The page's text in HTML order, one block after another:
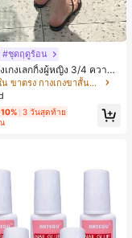
#ชุดฤดูร้อน
เกงเลกกิ้งผู้หญิง 3/4 ความย
ข้ารูป แต่งลูกไม้แบบปะติด
รับวันหยุดฤดูร้อน
ใน ขาตรง กางเกงขาสั้นผู้หญิง
3 วันสุดท้าย